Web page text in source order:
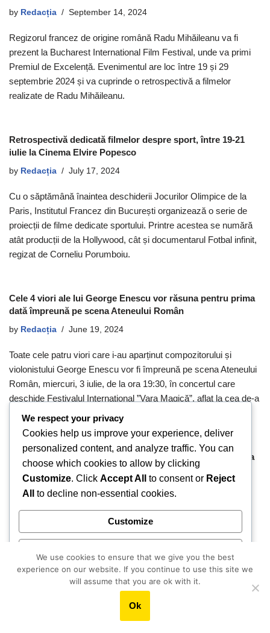
by Redacția September 14, 2024
Regizorul francez de origine română Radu Mihăileanu va fi
prezent la Bucharest International Film Festival, unde va primi
Premiul de Excelență. Evenimentul are loc între 19 și 29
septembrie 2024 și va cuprinde o retrospectivă a filmelor
realizate de Radu Mihăileanu.
Retrospectivă dedicată filmelor despre sport, între 19-21
iulie la Cinema Elvire Popesco
by Redacția July 17, 2024
Cu o săptămână înaintea deschiderii Jocurilor Olimpice de la
Paris, Institutul Francez din București organizează o serie de
proiecții de filme dedicate sportului. Printre acestea se numără
atât producții de la Hollywood, cât și documentarul Fotbal infinit,
regizat de Corneliu Porumboiu.
Cele 4 viori ale lui George Enescu vor răsuna pentru prima
dată împreună pe scena Ateneului Român
by Redacția June 19, 2024
Toate cele patru viori care i-au aparținut compozitorului și
violonistului George Enescu vor fi împreună pe scena Ateneului
Român, miercuri, 3 iulie, de la ora 19:30, în concertul care
deschide Festivalul Internațional ”Vara Magică”, aflat la cea de-a
13-a ediție.
Nu muzica este bătălia pe care trebuie să o ducem. Muzica
ne ajută să supraviețuim.
Alexandra Tănăsescu June 14, 2024
EDITORIAL Discrepanța dintre viețile fericite postate pe
instagram și cele agresive de pe facebook e similară cu
diferența dintre cele două concerte Coldplay la București. În
prima seară am văzut o reacție specifică facebook-ului, în a
doua seară am trăit o reacție “demnă” de instagram, în care toți
oamenii sunt prietenoși și fericiți.
We respect your privacy
Cookies help us improve your experience, deliver
personalized content, and analyze traffic. You can
choose which cookies to allow by clicking
Customize. Click Accept All to consent or Reject
All
to decline non-essential cookies.
Customize
Accept All
We use cookies to ensure that we give you the best
experience on our website. If you continue to use this site we
will assume that you are ok with it.
Ok